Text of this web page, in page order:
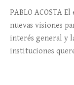
PABLO ACOSTA
nuevas visiones
interés general y
instituciones